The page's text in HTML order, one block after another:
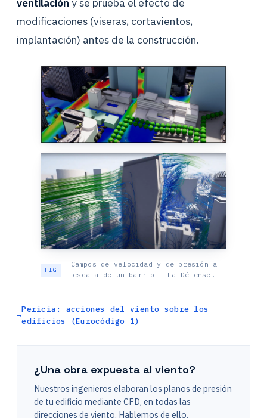
modificaciones (viseras, cortavientos,
implantación) antes de la construcción.
Campos de velocidad y de presión a
escala de un barrio — La Défense.
Pericia: acciones del viento sobre los
edificios (Eurocódigo 1)
¿Una obra expuesta al viento?
Nuestros ingenieros elaboran los planos de presión
de tu edificio mediante CFD, en todas las
direcciones de viento. Hablemos de ello.